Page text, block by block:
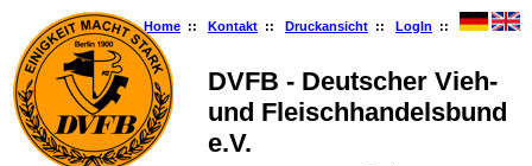
Home :: Kontakt :: Druckansicht :: LogIn ::
DVFB - Deutscher Vieh-
und Fleischhandelsbund
e.V.